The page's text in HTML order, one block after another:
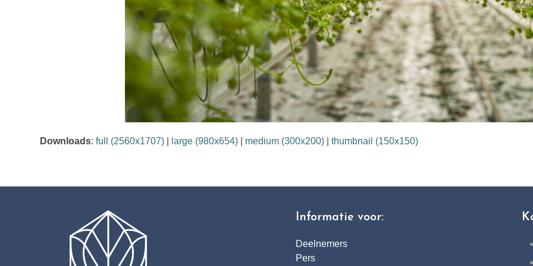
Downloads:full (2560x1707) large (980x654) medium (300x200) |thumbnail (150x150)
Informatie voor:
Deelnemers
Pers